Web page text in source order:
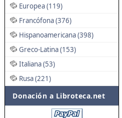
Europea (119)
Francófona (376)
Hispanoamericana (398)
Greco-Latina (153)
Italiana (53)
Rusa (221)
Donación a Libroteca.net